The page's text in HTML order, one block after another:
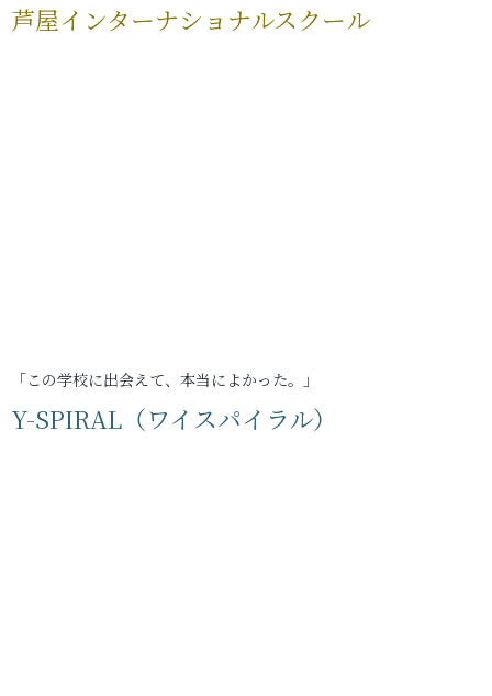
芦屋インターナショナルスクール
「この学校に出会えて、本当によかった。」
Y-SPIRAL（ワイスパイラル）